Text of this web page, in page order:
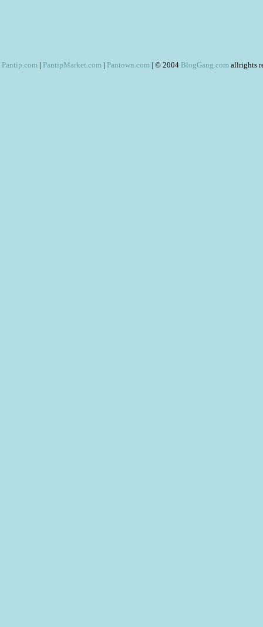
Pantip.com | PantipMarket.com | Pantown.com | © 2004 BlogGang.com allrights